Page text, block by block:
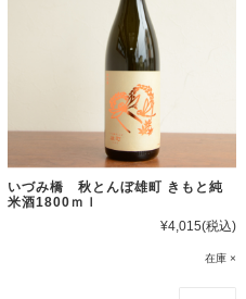
いづみ橋 秋とんぼ雄町 きもと純
米酒1800ｍｌ
¥4,015(税込)
在庫 ×